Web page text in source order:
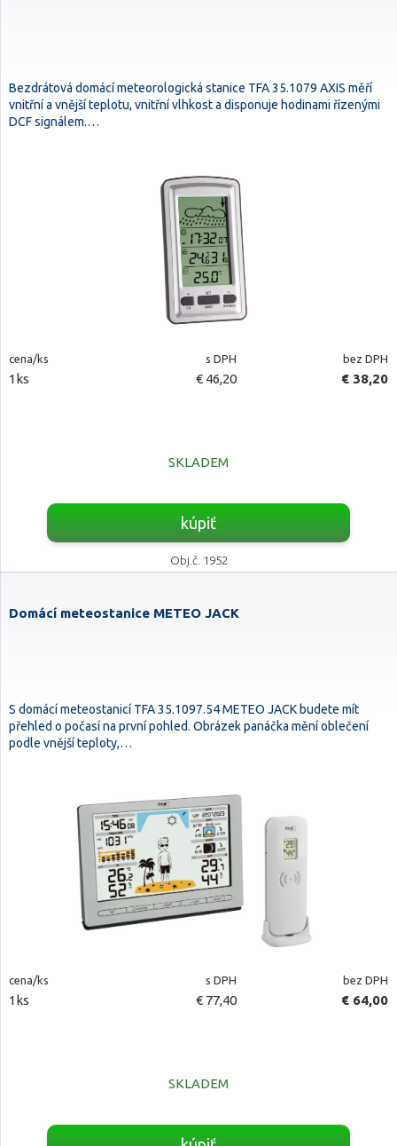
Bezdrátová domácí meteorologická stanice TFA 35.1079 AXIS měří
vnitřní a vnější teplotu, vnitřní vlhkost a disponuje hodinami řízenými
DCF signálem.…
cena/ks s DPH bez DPH
1ks € 46,20 € 38,20
SKLADEM
kúpiť
Obj.č. 1952
Domácí meteostanice METEO JACK
S domácí meteostanicí TFA 35.1097.54 METEO JACK budete mít
přehled o počasí na první pohled. Obrázek panáčka mění oblečení
podle vnější teploty,…
cena/ks s DPH bez DPH
1ks € 77,40 € 64,00
SKLADEM